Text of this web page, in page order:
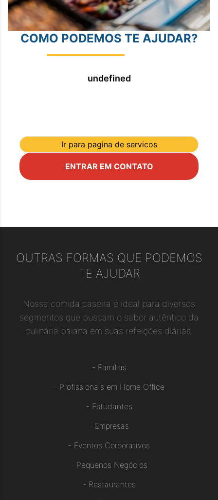
COMO PODEMOS TE AJUDAR?
undefined
Ir para pagina de servicos
ENTRAR EM CONTATO
OUTRAS FORMAS QUE PODEMOS
TE AJUDAR
Nossa comida caseira é ideal para diversos
segmentos que buscam o sabor autêntico da
culinária baiana em suas refeições diárias.
- Famílias
- Profissionais em Home Office
- Estudantes
- Empresas
- Eventos Corporativos
- Pequenos Negócios
- Restaurantes